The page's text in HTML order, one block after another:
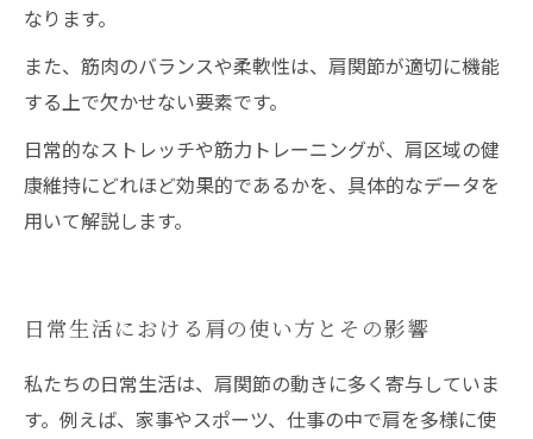
なります。
また、筋肉のバランスや柔軟性は、肩関節が適切に機能
する上で欠かせない要素です。
日常的なストレッチや筋力トレーニングが、肩区域の健
康維持にどれほど効果的であるかを、具体的なデータを
用いて解説します。
日常生活における肩の使い方とその影響
私たちの日常生活は、肩関節の動きに多く寄与していま
す。例えば、家事やスポーツ、仕事の中で肩を多様に使